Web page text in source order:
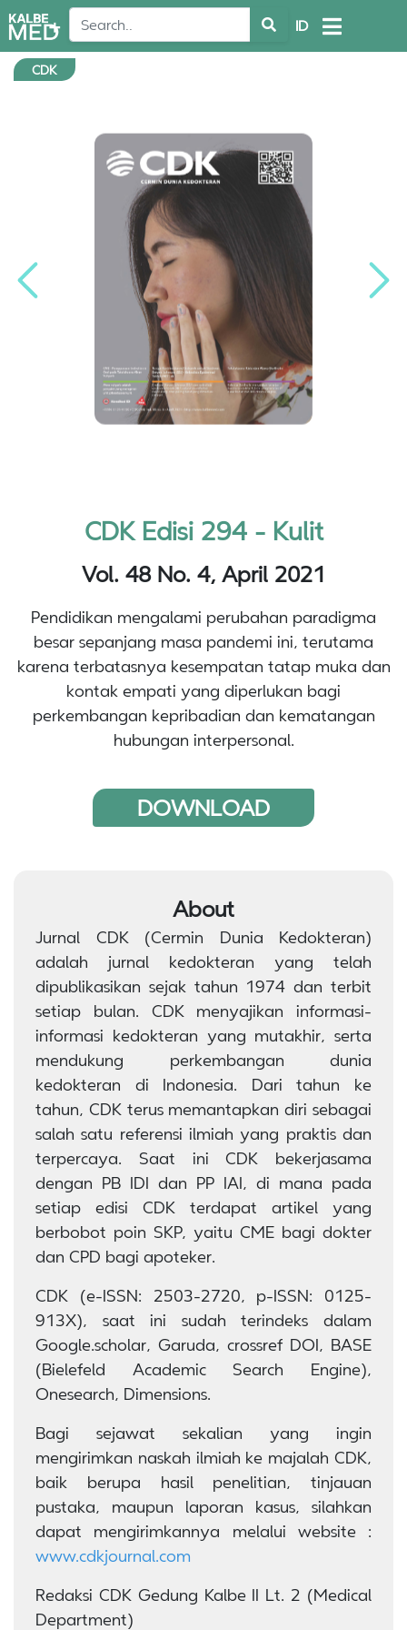
ID
CDK
CDK Edisi 294 - Kulit
Vol. 48 No. 4, April 2021
Pendidikan mengalami perubahan paradigma
besar sepanjang masa pandemi ini, terutama
karena terbatasnya kesempatan tatap muka dan
kontak empati yang diperlukan bagi
perkembangan kepribadian dan kematangan
hubungan interpersonal.
DOWNLOAD
About
Jurnal CDK (Cermin Dunia Kedokteran)
adalah jurnal kedokteran yang telah
dipublikasikan sejak tahun 1974 dan terbit
setiap bulan. CDK menyajikan informasi-
informasi kedokteran yang mutakhir, serta
mendukung perkembangan dunia
kedokteran di Indonesia. Dari tahun ke
tahun, CDK terus memantapkan diri sebagai
salah satu referensi ilmiah yang praktis dan
terpercaya. Saat ini CDK bekerjasama
dengan PB IDI dan PP IAI, di mana pada
setiap edisi CDK terdapat artikel yang
berbobot poin SKP, yaitu CME bagi dokter
dan CPD bagi apoteker.
CDK (e-ISSN: 2503-2720, p-ISSN: 0125-
913X), saat ini sudah terindeks dalam
Google.scholar, Garuda, crossref DOI, BASE
(Bielefeld Academic Search Engine),
Onesearch, Dimensions.
Bagi sejawat sekalian yang ingin
mengirimkan naskah ilmiah ke majalah CDK,
baik berupa hasil penelitian, tinjauan
pustaka, maupun laporan kasus, silahkan
dapat mengirimkannya melalui website :
www.cdkjournal.com
Redaksi CDK Gedung Kalbe II Lt. 2 (Medical
Department)